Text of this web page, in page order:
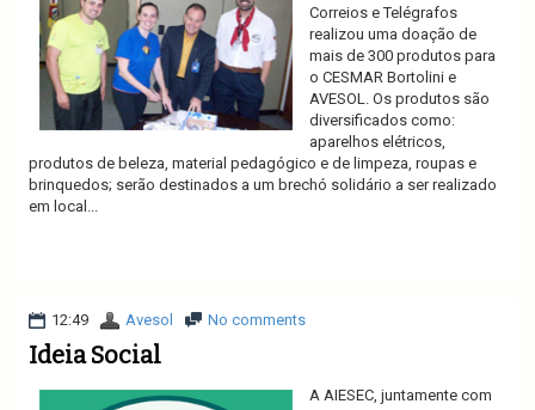
Correios e Telégrafos
realizou uma doação de
mais de 300 produtos para
o CESMAR Bortolini e
AVESOL. Os produtos são
diversificados como:
aparelhos elétricos,
produtos de beleza, material pedagógico e de limpeza, roupas e
brinquedos; serão destinados a um brechó solidário a ser realizado
em local...
12:49 Avesol No comments
Ideia Social
A AIESEC, juntamente com